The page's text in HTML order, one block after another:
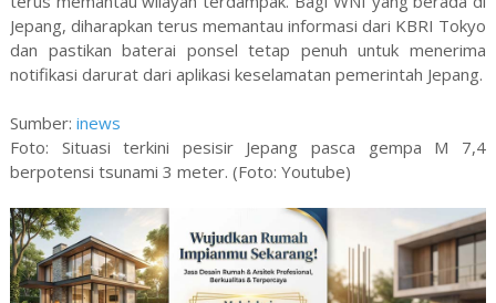
Jepang, diharapkan terus memantau informasi dari KBRI Tokyo
dan pastikan baterai ponsel tetap penuh untuk menerima
notifikasi darurat dari aplikasi keselamatan pemerintah Jepang.
Sumber: inews
Foto: Situasi terkini pesisir Jepang pasca gempa M 7,4
berpotensi tsunami 3 meter. (Foto: Youtube)